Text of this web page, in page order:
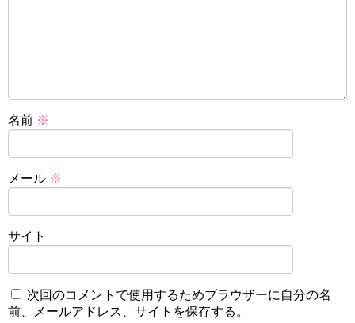
名前 ※
メール ※
サイト
次回のコメントで使用するためブラウザーに自分の名
前、メールアドレス、サイトを保存する。